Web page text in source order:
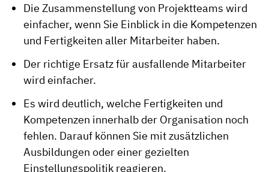
Die Zusammenstellung von Projektteams wird
einfacher, wenn Sie Einblick in die Kompetenzen
und Fertigkeiten aller Mitarbeiter haben.
Der richtige Ersatz für ausfallende Mitarbeiter
wird einfacher.
Es wird deutlich, welche Fertigkeiten und
Kompetenzen innerhalb der Organisation noch
fehlen. Darauf können Sie mit zusätzlichen
Ausbildungen oder einer gezielten
Einstellungspolitik reagieren.